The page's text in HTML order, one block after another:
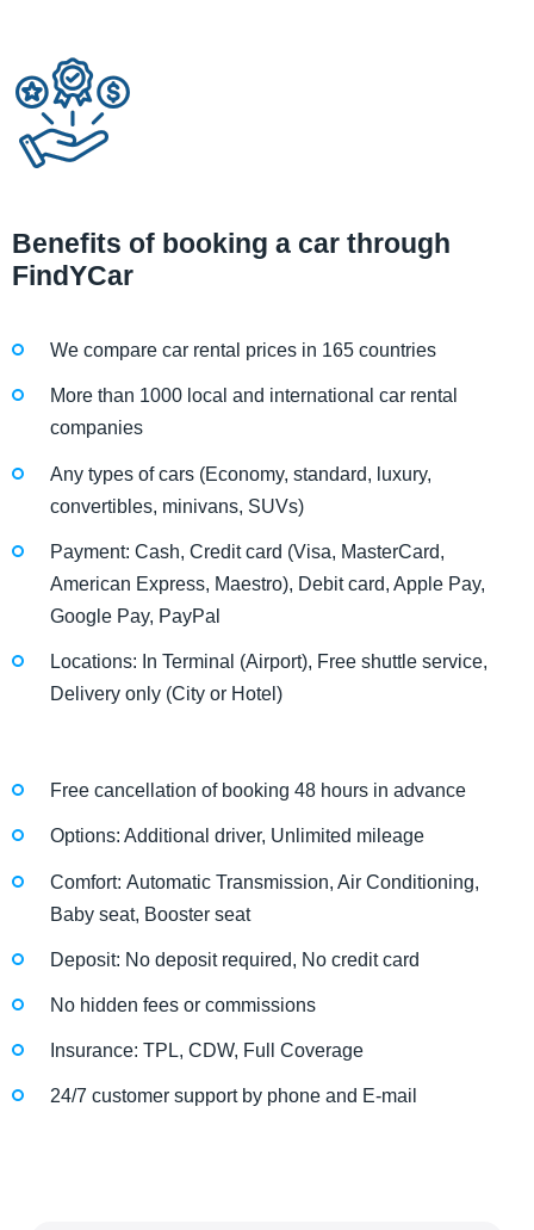
Benefits of booking a car through
FindYCar
We compare car rental prices in 165 countries
More than 1000 local and international car rental
companies
Any types of cars (Economy, standard, luxury,
convertibles, minivans, SUVs)
Payment: Cash, Credit card (Visa, MasterCard,
American Express, Maestro), Debit card, Apple Pay,
Google Pay, PayPal
Locations: In Terminal (Airport), Free shuttle service,
Delivery only (City or Hotel)
Free cancellation of booking 48 hours in advance
Options: Additional driver, Unlimited mileage
Comfort: Automatic Transmission, Air Conditioning,
Baby seat, Booster seat
Deposit: No deposit required, No credit card
No hidden fees or commissions
Insurance: TPL, CDW, Full Coverage
24/7 customer support by phone and E-mail